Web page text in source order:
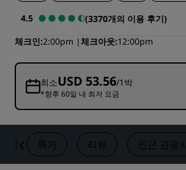
4.5
(3370개의 이용 후기)
체크인 2:00pm 체크아웃 12:00pm
최소USD 53.56/1박
*향후 60일 내 최저 요금
특가 리뷰 인근 관광지